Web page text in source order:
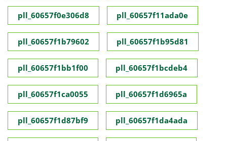
pll_60657f0e306d8 pll_60657f11ada0e
pll_60657f1b79602 pll_60657f1b95d81
pll_60657f1bb1f00 pll_60657f1bcdeb4
pll_60657f1ca0055 pll_60657f1d6965a
pll_60657f1d87bf9 pll_60657f1da4ada